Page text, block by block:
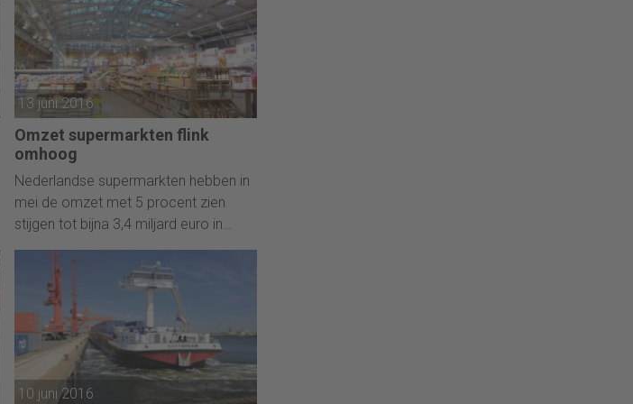
13 juni 2016
Omzet supermarkten flink
omhoog
Nederlandse supermarkten hebben in
mei de omzet met 5 procent zien
stijgen tot bijna 3,4 miljard euro in
vergelijking met een jaar eerder. Dat
blijkt uit maandag gepubliceerde
cijfers van marktonderzoeker GfK.
10 juni 2016